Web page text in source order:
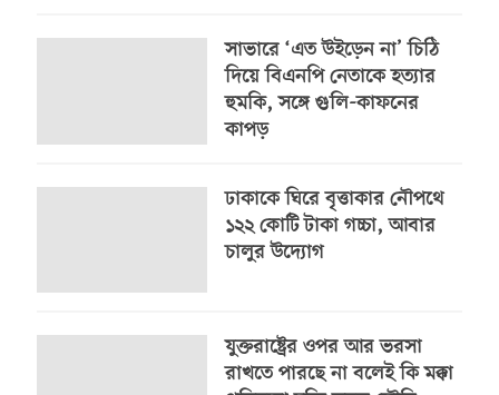
সাভারে ‘এত উইড়েন না’ চিঠি
দিয়ে বিএনপি নেতাকে হত্যার
হুমকি, সঙ্গে গুলি-কাফনের
কাপড়
ঢাকাকে ঘিরে বৃত্তাকার নৌপথে
১২২ কোটি টাকা গচ্চা, আবার
চালুর উদ্যোগ
যুক্তরাষ্ট্রের ওপর আর ভরসা
রাখতে পারছে না বলেই কি মক্কা